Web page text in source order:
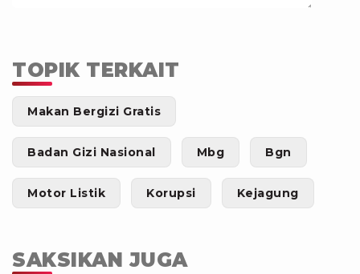
TOPIK TERKAIT
Makan Bergizi Gratis
Badan Gizi Nasional Mbg Bgn
Motor Listik Korupsi Kejagung
SAKSIKAN JUGA